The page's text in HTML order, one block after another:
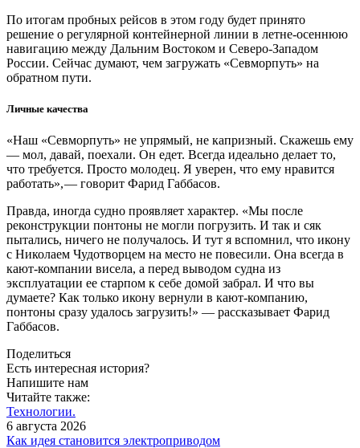
По итогам пробных рейсов в этом году будет принято
решение о регулярной контейнерной линии в летне-осеннюю
навигацию между Дальним Востоком и Северо-Западом
России. Сейчас думают, чем загружать «Севморпуть» на
обратном пути.
Личные качества
«Наш «Севморпуть» не упрямый, не капризный. Скажешь ему
— мол, давай, поехали. Он едет. Всегда идеально делает то,
что требуется. Просто молодец. Я уверен, что ему нравится
работать», — ​­говорит Фарид Габбасов.
Правда, иногда судно проявляет характер. «Мы после
реконструкции понтоны не могли погрузить. И так и сяк
пытались, ничего не получалось. И тут я вспомнил, что икону
с Николаем Чудотворцем на место не повесили. Она всегда в
кают-компании висела, а перед выводом судна из
эксплуатации ее старпом к себе домой забрал. И что вы
думаете? Как только икону вернули в кают-компанию,
понтоны сразу удалось загрузить!» — рассказывает Фарид
Габбасов.
Поделиться
Есть интересная история?
Напишите нам
Читайте также:
Технологии.
6 августа 2026
Как идея становится электроприводом